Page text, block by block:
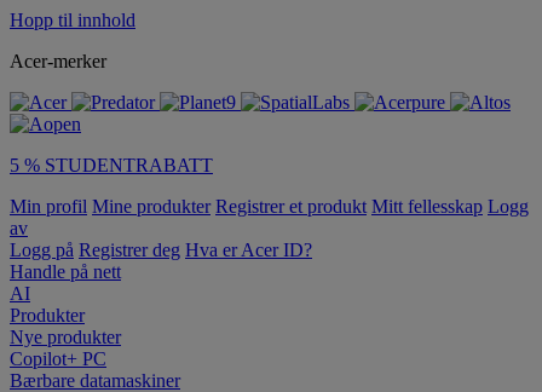
Hopp til innhold
Acer-merker
5 % STUDENTRABATT
Min profil Mine produkter Registrer et produkt Mitt fellesskap Logg
av
Logg på Registrer deg Hva er Acer ID?
Handle på nett
AI
Produkter
Nye produkter
Copilot+ PC
Bærbare datamaskiner